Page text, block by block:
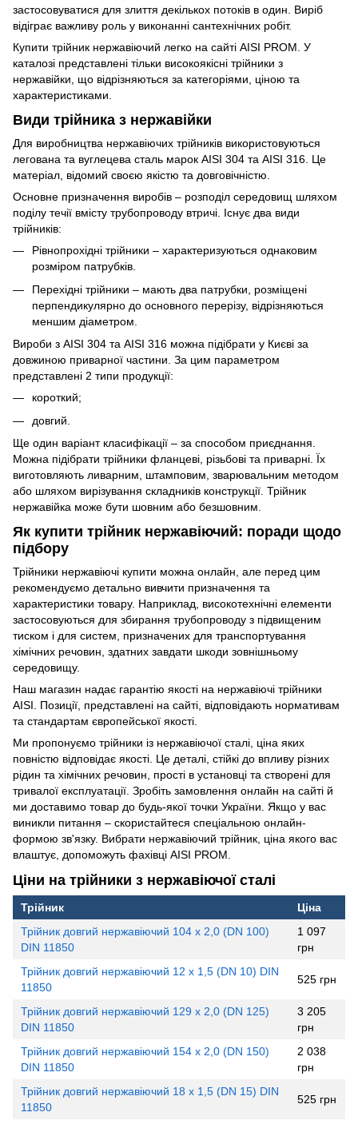
застосовуватися для злиття декількох потоків в один. Виріб
відіграє важливу роль у виконанні сантехнічних робіт.
Купити трійник нержавіючий легко на сайті AISI PROM. У
каталозі представлені тільки високоякісні трійники з
нержавійки, що відрізняються за категоріями, ціною та
характеристиками.
Види трійника з нержавійки
Для виробництва нержавіючих трійників використовуються
легована та вуглецева сталь марок AISI 304 та AISI 316. Це
матеріал, відомий своєю якістю та довговічністю.
Основне призначення виробів – розподіл середовищ шляхом
поділу течії вмісту трубопроводу втричі. Існує два види
трійників:
Рівнопрохідні трійники – характеризуються однаковим
розміром патрубків.
Перехідні трійники – мають два патрубки, розміщені
перпендикулярно до основного перерізу, відрізняються
меншим діаметром.
Вироби з AISI 304 та AISI 316 можна підібрати у Києві за
довжиною приварної частини. За цим параметром
представлені 2 типи продукції:
короткий;
довгий.
Ще один варіант класифікації – за способом приєднання.
Можна підібрати трійники фланцеві, різьбові та приварні. Їх
виготовляють ливарним, штамповим, зварювальним методом
або шляхом вирізування складників конструкції. Трійник
нержавійка може бути шовним або безшовним.
Як купити трійник нержавіючий: поради щодо
підбору
Трійники нержавіючі купити можна онлайн, але перед цим
рекомендуємо детально вивчити призначення та
характеристики товару. Наприклад, високотехнічні елементи
застосовуються для збирання трубопроводу з підвищеним
тиском і для систем, призначених для транспортування
хімічних речовин, здатних завдати шкоди зовнішньому
середовищу.
Наш магазин надає гарантію якості на нержавіючі трійники
AISI. Позиції, представлені на сайті, відповідають нормативам
та стандартам європейської якості.
Ми пропонуємо трійники із нержавіючої сталі, ціна яких
повністю відповідає якості. Це деталі, стійкі до впливу різних
рідин та хімічних речовин, прості в установці та створені для
тривалої експлуатації. Зробіть замовлення онлайн на сайті й
ми доставимо товар до будь-якої точки України. Якщо у вас
виникли питання – скористайтеся спеціальною онлайн-
формою зв'язку. Вибрати нержавіючий трійник, ціна якого вас
влаштує, допоможуть фахівці AISI PROM.
Ціни на трійники з нержавіючої сталі
Трійник
Ціна
Трійник довгий нержавіючий 104 х 2,0 (DN 100)
DIN 11850
1 097
грн
Трійник довгий нержавіючий 12 х 1,5 (DN 10) DIN
11850
525 грн
Трійник довгий нержавіючий 129 х 2,0 (DN 125)
DIN 11850
3 205
грн
Трійник довгий нержавіючий 154 х 2,0 (DN 150)
DIN 11850
2 038
грн
Трійник довгий нержавіючий 18 х 1,5 (DN 15) DIN
11850
525 грн